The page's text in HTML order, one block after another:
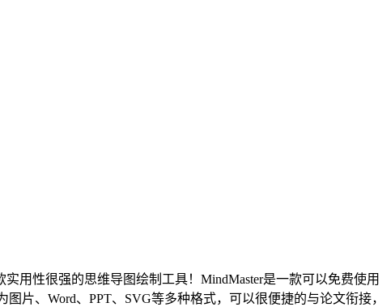
用性很强的思维导图绘制工具！MindMaster是一款可以免费使用
片、Word、PPT、SVG等多种格式，可以很便捷的与论文衔接，